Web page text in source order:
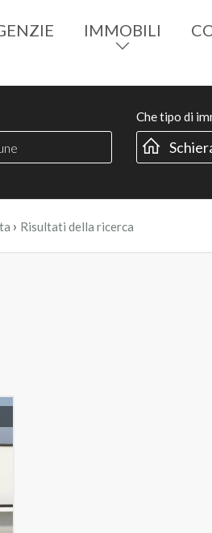
IMMOBILI
Che tipo di
› Risultati della ricerca